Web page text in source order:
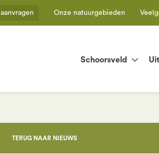
Schoorsveld
aanvragen Onze natuurgebieden
TERUG NAAR NIEUWS